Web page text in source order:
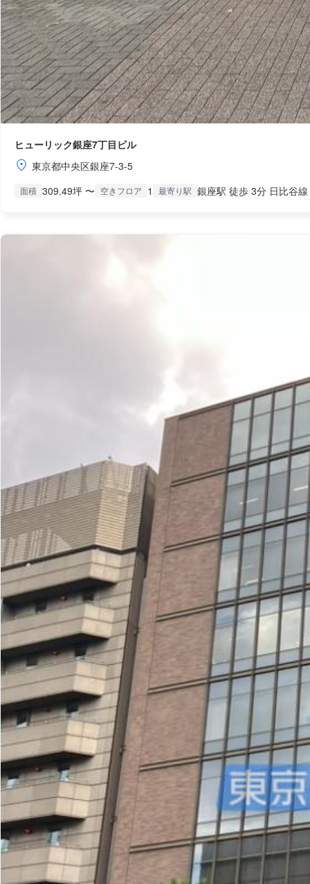
ヒューリック銀座7丁目ビル
東京都中央区銀座7-3-5
面積 309.49坪 〜 空きフロア 1 最寄り駅 銀座駅 徒歩 3分 日比谷